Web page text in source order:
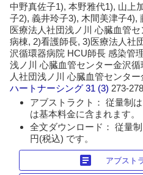
中野真佐子1), 本野雅代1), 山上
子2), 義井玲子3), 木間美津子4),
医療法人社団浅ノ川 心臓血管
病棟, 2)看護師長, 3)医療法人社
沢循環器病院 HCU師長 感染管
浅ノ川 心臓血管センター金沢
人社団浅ノ川 心臓血管センタ
ハートナーシング 31 (3) 273-
アブストラクト： 従量制
は基本料金に含まれます。
全文ダウンロード： 従量
円(税込) です。
article アブスト